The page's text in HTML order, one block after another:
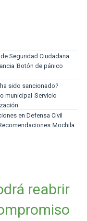
Seguridad Ciudadana
Botón de pánico
ha sido sancionado?
municipal Servicio
en Defensa Civil
Mochila
reabrir